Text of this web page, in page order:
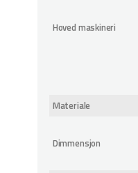
Hoved maskineri
Materiale
Dimmensjon